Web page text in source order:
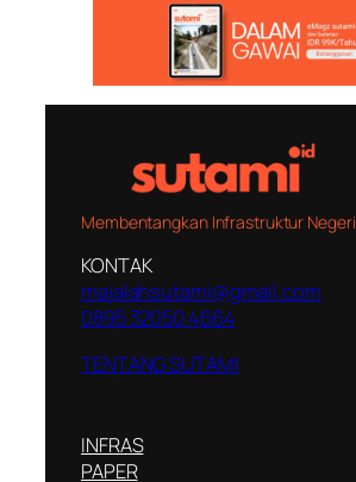
Membentangkan Infrastruktur Negeri
KONTAK
majalahsutami@gmail.com
0895 32050 4664
TENTANG SUTAMI
INFRAS
PAPER